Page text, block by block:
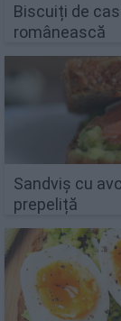
Biscuiți de
românească
Sandviș cu
prepeliță